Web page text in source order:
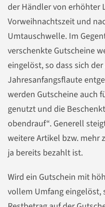
der Händler von erhöhter
Vorweihnachtszeit und
Umtauschwelle. Im
verschenkte Gutscheine
eingelöst, so dass sich
Jahresanfangsflaute
werden Gutscheine auch
genutzt und die
obendrauf“. Generell
weitere Artikel bzw. mehr
ja bereits bezahlt ist.
Wird ein Gutschein mit
vollem Umfang eingelöst,